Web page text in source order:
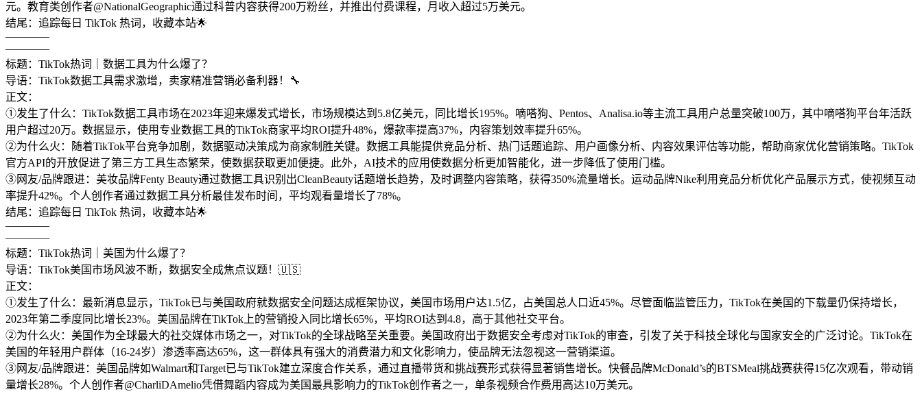
元。教育类创作者@NationalGeographic通过科普内容获得200万粉丝，并推出付费课程，月收入超过5万美元。
结尾：追踪每日 TikTok 热词，收藏本站🌟
————
————
标题：TikTok热词｜数据工具为什么爆了？
导语：TikTok数据工具需求激增，卖家精准营销必备利器！🔧
正文：
①发生了什么：TikTok数据工具市场在2023年迎来爆发式增长，市场规模达到5.8亿美元，同比增长195%。嘀嗒狗、Pentos、Analisa.io等主流工具用户总量突破100万，其中嘀嗒狗平台年活跃
用户超过20万。数据显示，使用专业数据工具的TikTok商家平均ROI提升48%，爆款率提高37%，内容策划效率提升65%。
②为什么火：随着TikTok平台竞争加剧，数据驱动决策成为商家制胜关键。数据工具能提供竞品分析、热门话题追踪、用户画像分析、内容效果评估等功能，帮助商家优化营销策略。TikTok
官方API的开放促进了第三方工具生态繁荣，使数据获取更加便捷。此外，AI技术的应用使数据分析更加智能化，进一步降低了使用门槛。
③网友/品牌跟进：美妆品牌Fenty Beauty通过数据工具识别出CleanBeauty话题增长趋势，及时调整内容策略，获得350%流量增长。运动品牌Nike利用竞品分析优化产品展示方式，使视频互动
率提升42%。个人创作者通过数据工具分析最佳发布时间，平均观看量增长了78%。
结尾：追踪每日 TikTok 热词，收藏本站🌟
————
————
标题：TikTok热词｜美国为什么爆了？
导语：TikTok美国市场风波不断，数据安全成焦点议题！🇺🇸
正文：
①发生了什么：最新消息显示，TikTok已与美国政府就数据安全问题达成框架协议，美国市场用户达1.5亿，占美国总人口近45%。尽管面临监管压力，TikTok在美国的下载量仍保持增长，
2023年第二季度同比增长23%。美国品牌在TikTok上的营销投入同比增长65%，平均ROI达到4.8，高于其他社交平台。
②为什么火：美国作为全球最大的社交媒体市场之一，对TikTok的全球战略至关重要。美国政府出于数据安全考虑对TikTok的审查，引发了关于科技全球化与国家安全的广泛讨论。TikTok在
美国的年轻用户群体（16-24岁）渗透率高达65%，这一群体具有强大的消费潜力和文化影响力，使品牌无法忽视这一营销渠道。
③网友/品牌跟进：美国品牌如Walmart和Target已与TikTok建立深度合作关系，通过直播带货和挑战赛形式获得显著销售增长。快餐品牌McDonald’s的BTSMeal挑战赛获得15亿次观看，带动销
量增长28%。个人创作者@CharliDAmelio凭借舞蹈内容成为美国最具影响力的TikTok创作者之一，单条视频合作费用高达10万美元。